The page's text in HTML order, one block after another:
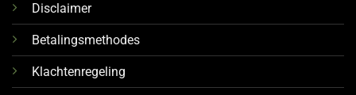
Disclaimer
Betalingsmethodes
Klachtenregeling